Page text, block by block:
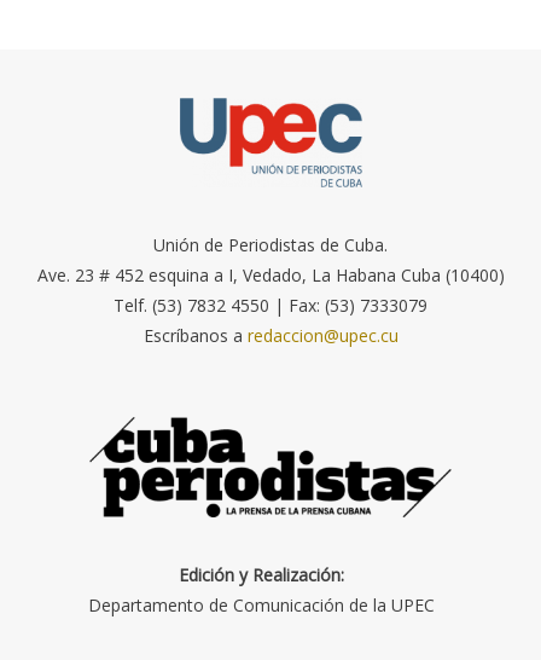
Unión de Periodistas de Cuba.
Ave. 23 # 452 esquina a I, Vedado, La Habana Cuba (10400)
Telf. (53) 7832 4550 | Fax: (53) 7333079
Escríbanos a redaccion@upec.cu
Edición y Realización:
Departamento de Comunicación de la UPEC